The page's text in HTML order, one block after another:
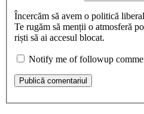
Încercăm să avem o politică
Te rugăm să menții o atmosferă
riști să ai accesul blocat.
Notify me of followup
Publică comentariul